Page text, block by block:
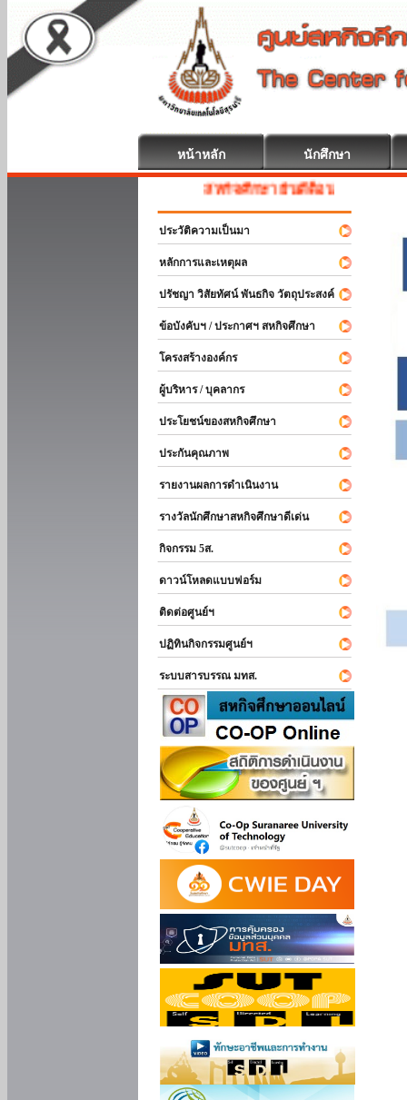
หน้าหลัก นักศึกษา
สหกิจศึกษา ยินดีต้อนรับ
ประวัติความเป็นมา
หลักการและเหตุผล
ปรัชญา วิสัยทัศน์ พันธกิจ วัตถุประสงค์
ข้อบังคับฯ / ประกาศฯ สหกิจศึกษา
โครงสร้างองค์กร
ผู้บริหาร / บุคลากร
ประโยชน์ของสหกิจศึกษา
ประกันคุณภาพ
รายงานผลการดำเนินงาน
รางวัลนักศึกษาสหกิจศึกษาดีเด่น
กิจกรรม 5ส.
ดาวน์โหลดแบบฟอร์ม
ติดต่อศูนย์ฯ
ปฏิทินกิจกรรมศูนย์ฯ
ระบบสารบรรณ มทส.